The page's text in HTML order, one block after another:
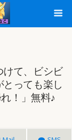
て、ビシビ
っても楽し
！」無料♪